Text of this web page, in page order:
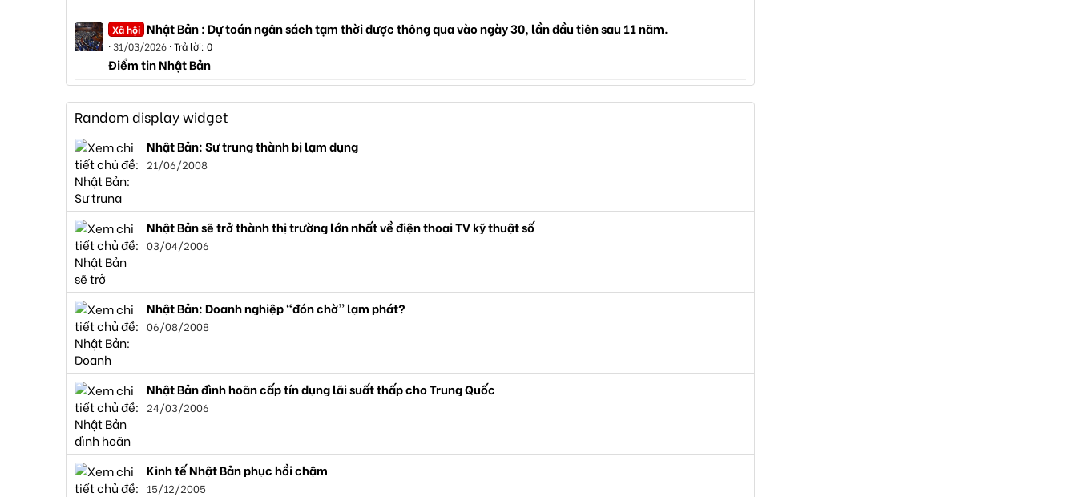
Xã hội Nhật Bản : Dự toán ngân sách tạm thời được thông qua vào ngày 30, lần đầu tiên sau 11 năm.
31/03/2026 Trả lời: 0
Điểm tin Nhật Bản
Random display widget
Nhật Bản: Sự trung thành bị lạm dụng
21/06/2008
Nhật Bản sẽ trở thành thị trường lớn nhất về điện thoại TV kỹ thuật số
03/04/2006
Nhật Bản: Doanh nghiệp “đón chờ” lạm phát?
06/08/2008
Nhật Bản đình hoãn cấp tín dụng lãi suất thấp cho Trung Quốc
24/03/2006
Kinh tế Nhật Bản phục hồi chậm
15/12/2005